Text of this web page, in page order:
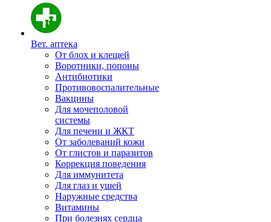
Вет. аптека
От блох и клещей
Воротники, попоны
Антибиотики
Противовоспалительные
Вакцины
Для мочеполовой
системы
Для печени и ЖКТ
От заболеваний кожи
От глистов и паразитов
Коррекция поведения
Для иммунитета
Для глаз и ушей
Наружные средства
Витамины
При болезнях сердца